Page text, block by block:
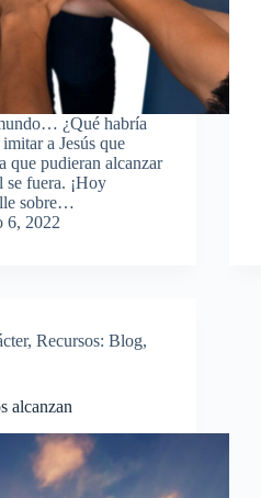
¿Qué habría
a Jesús que
que pudieran alcanzar
se fuera. ¡Hoy
sobre…
6, 2022
, Recursos: Blog,
alcanzan